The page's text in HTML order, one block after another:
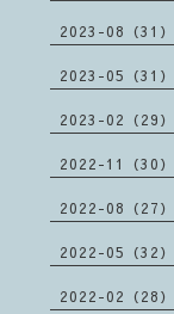
2023-08（31）
2023-05（31）
2023-02（29）
2022-11（30）
2022-08（27）
2022-05（32）
2022-02（28）